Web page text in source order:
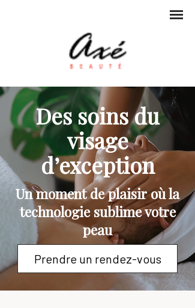
Des soins du
visage
d’exception
Un moment de plaisir où la
technologie sublime votre
peau
Prendre un rendez-vous